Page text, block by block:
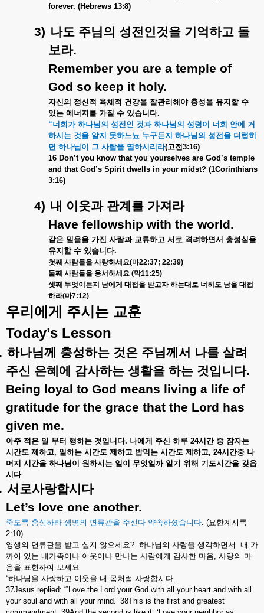
forever. (Hebrews 13:8)
3) 나도 주님의 성전인것을 기억하고 돌
보라.
Remember you are a temple of
God so keep it holy.
자신의 정신적 육체적 건강을 잘관리해야 충성을 유지할 수
있는 에너지를 가질 수 있습니다.
“너희가 하나님의 성전인 것과 하나님의 성령이 너희 안에 거
하시는 것을 알지 못하느뇨 누구든지 하나님의 성전을 더럽히
면 하나님이 그 사람을 멸하시리라(고전3:16)
16 Don’t you know that you yourselves are God’s temple
and that God’s Spirit dwells in your midst? (1Corinthians
3:16)
4) 내 이웃과 관계를 가져라
Have fellowship with the world.
같은 믿음을 가진 사람과 교류하고 서로 격려하면서 충성심을
유지할 수 있습니다.
첫째 사람들을 사랑하세요(마22:37; 22:39)
둘째 사람들을 용서하세요 (막11:25)
셋째 무엇이든지 남에게 대접을 받고자 하는대로 너히도 남을 대접
하라(마7:12)
우리에게 주시는 교훈
Today’s Lesson
하나님께 충성하는 것은 주님께서 나를 살려
주신 은혜에 감사하는 생활을 하는 것입니다.
Being loyal to God means living a life of
gratitude for the grace that the Lord has
given me.
아주 적은 일 부터 행하는 것입니다. 나에게 주신 하루 24시간 중 잠자는
시간도 제하고, 일하는 시간도 제하고 밥먹는 시간도 제하고, 24시간중 나
머지 시간을 하나님이 원하시는 일이 무엇일까 알기 위해 기도시간을 갖읍
시다
서로사랑합시다
Let’s love one another.
죽도록 충성하라 생명의 면류관을 주신다 약속하셨습니다. (요한계시록
2:10)
영생의 면류관을 받고 싶지 않으세요? 하나님의 사랑을 생각하면서 내 가
까이 있는 내가족이나 이웃이나 만나는 사람에게 감사한 마음, 사랑의 마
음을 표현하여 보세요
“하나님을 사랑하고 이웃을 내 몸처럼 사랑합시다.
37Jesus replied: “‘ Love the Lord your God with all your heart and with all
your soul and with all your mind.’ 38This is the first and greatest